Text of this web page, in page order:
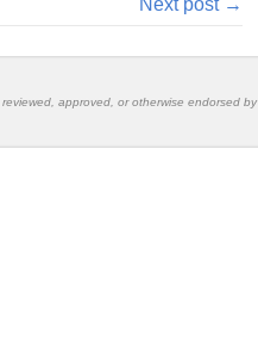
Next post →
approved, or otherwise endorsed by